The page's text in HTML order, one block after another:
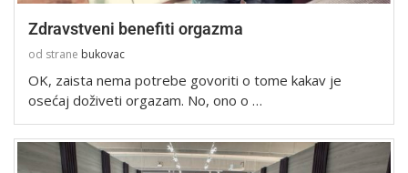
Zdravstveni benefiti orgazma
od strane bukovac
OK, zaista nema potrebe govoriti o tome kakav je
osećaj doživeti orgazam. No, ono o …